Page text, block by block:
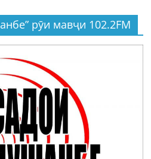
рӯи мавҷи 102.2FM